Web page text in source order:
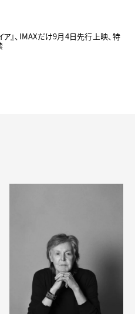
ア』、IMAXだけ9月4日先行上映、特